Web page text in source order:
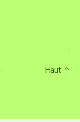
Haut ↑